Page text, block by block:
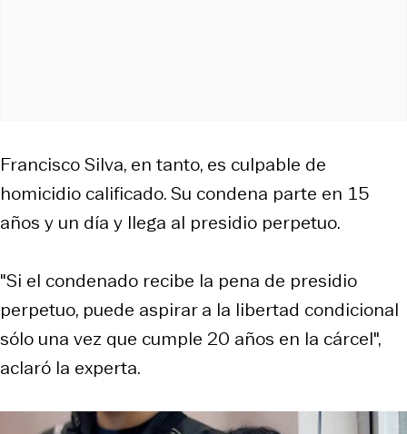
Francisco Silva, en tanto, es culpable de
homicidio calificado. Su condena parte en 15
años y un día y llega al presidio perpetuo.
"Si el condenado recibe la pena de presidio
perpetuo, puede aspirar a la libertad condicional
sólo una vez que cumple 20 años en la cárcel",
aclaró la experta.